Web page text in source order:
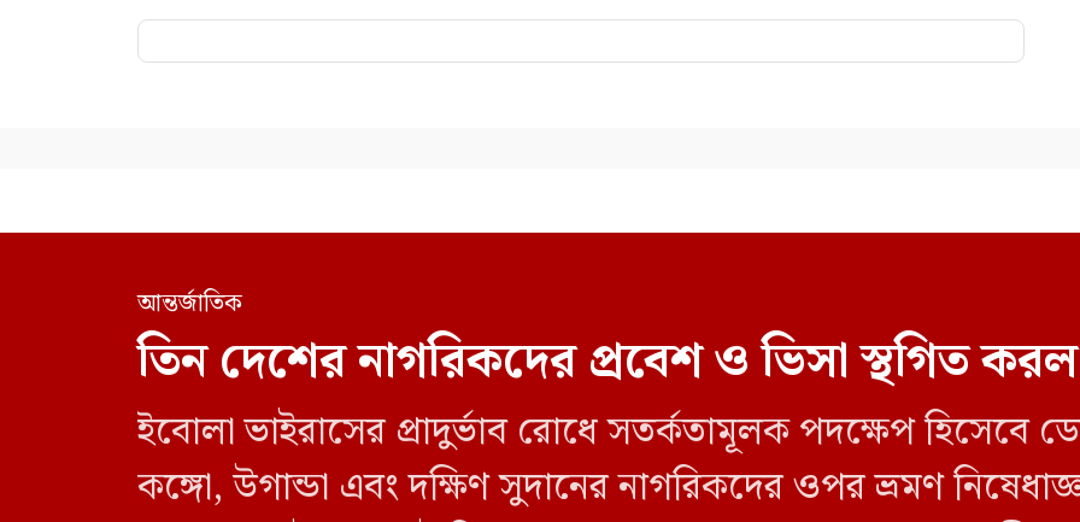
আন্তর্জাতিক
তিন দেশের নাগরিকদের প্রবেশ ও ভিসা স্থগিত
ইবোলা ভাইরাসের প্রাদুর্ভাব রোধে সতর্কতামূলক পদক্ষেপ হিসেবে
কঙ্গো, উগান্ডা এবং দক্ষিণ সুদানের নাগরিকদের ওপর ভ্রমণ